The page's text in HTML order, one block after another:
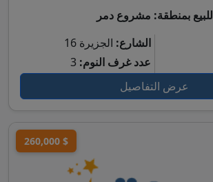
للبيع بمنطقة: مشروع دمر
الشارع: الجزيرة 16
عدد غرف النوم:
عرض التفاصيل
260,000 $